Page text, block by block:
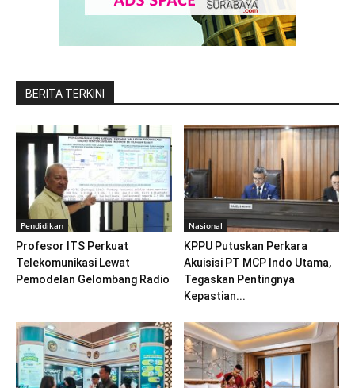
BERITA TERKINI
Pendidikan
Profesor ITS Perkuat
Telekomunikasi Lewat
Pemodelan Gelombang Radio
Nasional
KPPU Putuskan Perkara
Akuisisi PT MCP Indo Utama,
Tegaskan Pentingnya
Kepastian...